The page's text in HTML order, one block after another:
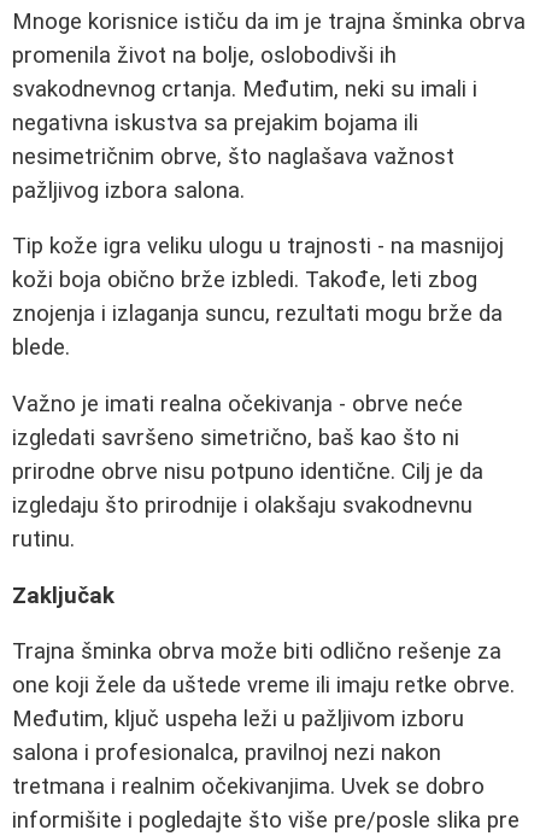
Mnoge korisnice ističu da im je trajna šminka obrva
promenila život na bolje, oslobodivši ih
svakodnevnog crtanja. Međutim, neki su imali i
negativna iskustva sa prejakim bojama ili
nesimetričnim obrve, što naglašava važnost
pažljivog izbora salona.
Tip kože igra veliku ulogu u trajnosti - na masnijoj
koži boja obično brže izbledi. Takođe, leti zbog
znojenja i izlaganja suncu, rezultati mogu brže da
blede.
Važno je imati realna očekivanja - obrve neće
izgledati savršeno simetrično, baš kao što ni
prirodne obrve nisu potpuno identične. Cilj je da
izgledaju što prirodnije i olakšaju svakodnevnu
rutinu.
Zaključak
Trajna šminka obrva može biti odlično rešenje za
one koji žele da uštede vreme ili imaju retke obrve.
Međutim, ključ uspeha leži u pažljivom izboru
salona i profesionalca, pravilnoj nezi nakon
tretmana i realnim očekivanjima. Uvek se dobro
informišite i pogledajte što više pre/posle slika pre